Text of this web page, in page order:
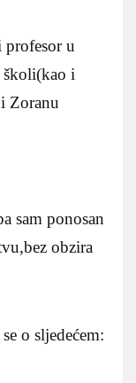
profesor u
školi(kao i
Zoranu
sam ponosan
obzira
o sljedećem: